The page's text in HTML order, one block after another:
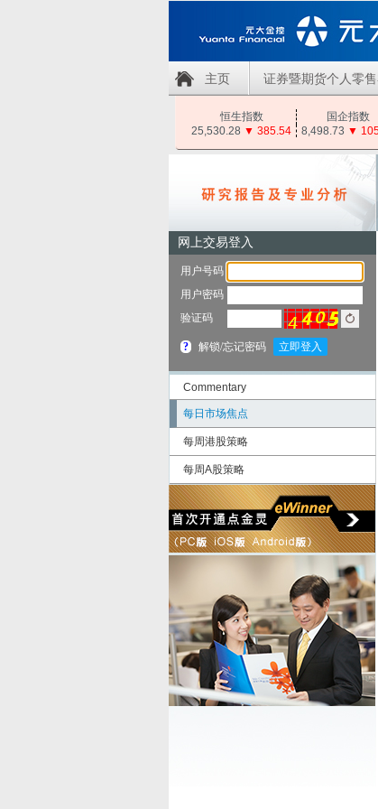
主页 证券暨期货个人零
恒生指数 国企指数
25,530.28 ▼ 385.54 8,498.73 ▼
Commentary
每日市场焦点
每周港股策略
每周A股策略